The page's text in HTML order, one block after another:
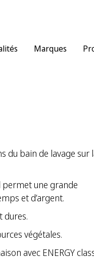
Marques
du bain de lavage
permet une grande
et d’argent.
dures.
végétales.
avec ENERGY